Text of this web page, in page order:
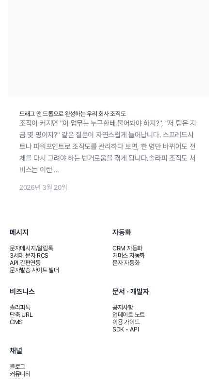
드래그 앤 드롭으로 완성하는 우리 회사 조직도
조직이 커지면 "이 업무는 누구한테 물어봐야 하지?", "저 팀은 지
금 몇 명이지?" 같은 질문이 자연스럽게 늘어납니다. 스프레드시
트나 파워포인트로 조직도를 관리하다 보면, 한 명만 바뀌어도 전
체를 다시 그려야 하는 번거로움을 겪게 됩니다.솔라피 조직도 서
비스는 이런 ...
2026년 3월 20일
메시지
문자메시지/알림톡
3세대 문자 RCS
API 간편연동
문자발송 사이트 빌더
자동화
CRM 자동화
커머스 자동화
문자 자동화
비즈니스
솔라피톡
단축 URL
CMS
문서 · 개발자
공지사항
업데이트 노트
이용 가이드
SDK • API
채널
블로그
커뮤니티